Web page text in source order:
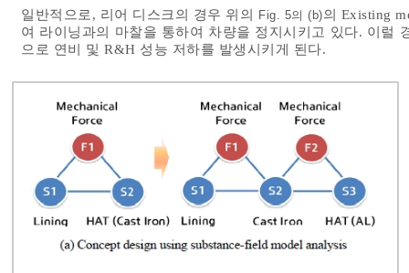
일반적으로, 리어 디스크의 경우 위의 Fig. 5의 (b)의 Existing
여 라이닝과의 마찰을 통하여 차량을 정지시키고 있다. 이럴
으로 연비 및 R&H 성능 저하를 발생시키게 된다.